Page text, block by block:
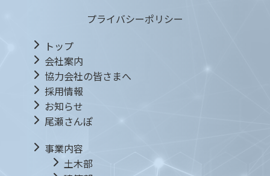
プライバシーポリシー
トップ
会社案内
協力会社の皆さまへ
採用情報
お知らせ
尾瀬さんぽ
事業内容
土木部